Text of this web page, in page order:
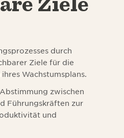
durch
Ziele für die
Wachstumsplans.
zwischen
Führungskräften zur
und